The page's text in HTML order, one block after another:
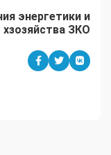
энергетики и
ЗКО